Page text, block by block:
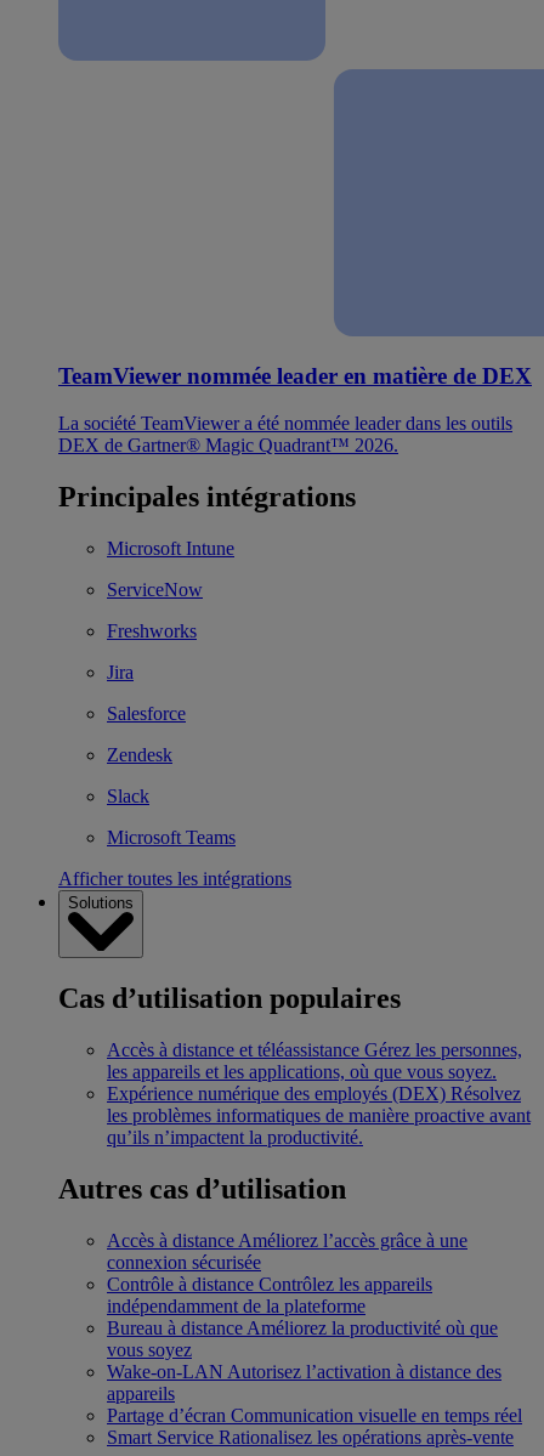
TeamViewer nommée leader en matière de DEX
La société TeamViewer a été nommée leader dans les outils
DEX de Gartner® Magic Quadrant™ 2026.
Principales intégrations
Microsoft Intune
ServiceNow
Freshworks
Jira
Salesforce
Zendesk
Slack
Microsoft Teams
Afficher toutes les intégrations
Solutions
Cas d’utilisation populaires
Accès à distance et téléassistance Gérez les personnes,
les appareils et les applications, où que vous soyez.
Expérience numérique des employés (DEX) Résolvez
les problèmes informatiques de manière proactive avant
qu’ils n’impactent la productivité.
Autres cas d’utilisation
Accès à distance Améliorez l’accès grâce à une
connexion sécurisée
Contrôle à distance Contrôlez les appareils
indépendamment de la plateforme
Bureau à distance Améliorez la productivité où que
vous soyez
Wake-on-LAN Autorisez l’activation à distance des
appareils
Partage d’écran Communication visuelle en temps réel
Smart Service Rationalisez les opérations après-vente